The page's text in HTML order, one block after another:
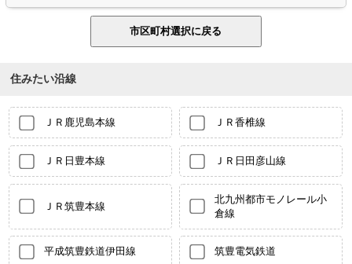
住みたい沿線
ＪＲ鹿児島本線 ＪＲ香椎線
ＪＲ日豊本線 ＪＲ日田彦山線
ＪＲ筑豊本線
北九州都市モノレール小
倉線
平成筑豊鉄道伊田線 筑豊電気鉄道